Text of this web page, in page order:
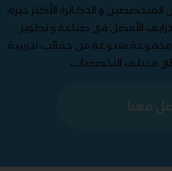
و الدكاترة الأكثر خبرة،
الأفضل في صناعة و تطوير
مجموعة متنوعة من حقائب تدريبية
مختلف التخصصات
معنا